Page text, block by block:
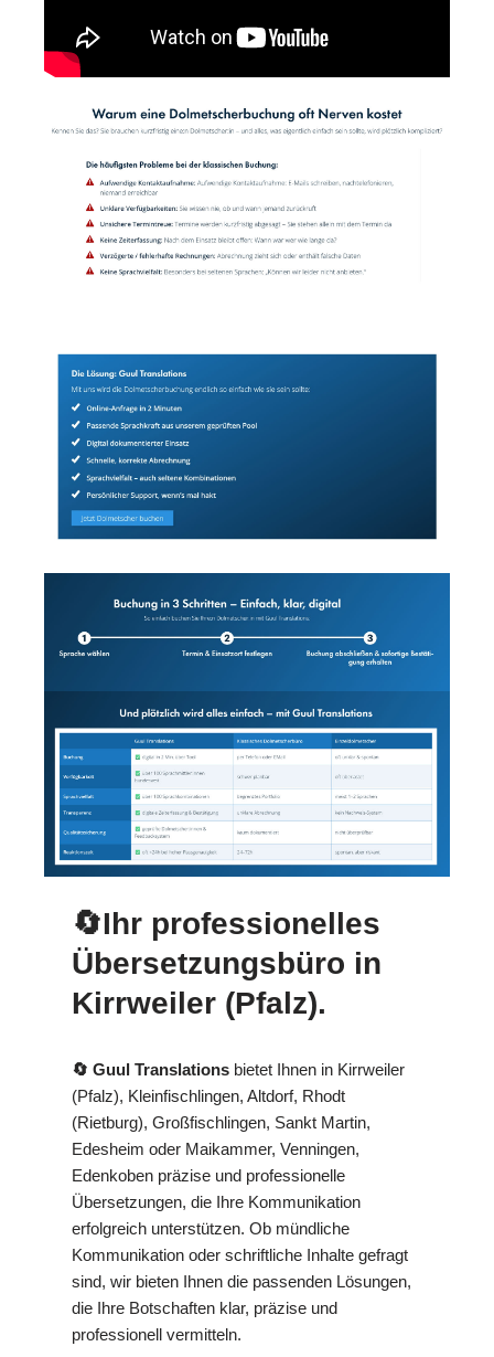
🔄Ihr professionelles
Übersetzungsbüro in
Kirrweiler (Pfalz).
🔄 Guul Translations bietet Ihnen in Kirrweiler
(Pfalz), Kleinfischlingen, Altdorf, Rhodt
(Rietburg), Großfischlingen, Sankt Martin,
Edesheim oder Maikammer, Venningen,
Edenkoben präzise und professionelle
Übersetzungen, die Ihre Kommunikation
erfolgreich unterstützen. Ob mündliche
Kommunikation oder schriftliche Inhalte gefragt
sind, wir bieten Ihnen die passenden Lösungen,
die Ihre Botschaften klar, präzise und
professionell vermitteln.